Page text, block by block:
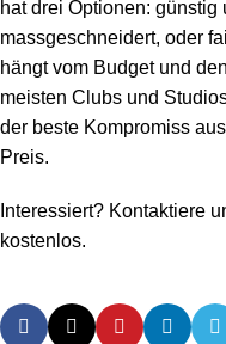
hat drei Optionen: günstig
massgeschneidert, oder
hängt vom Budget und
meisten Clubs und
der beste Kompromiss
Preis.
Interessiert? Kontaktiere
kostenlos.